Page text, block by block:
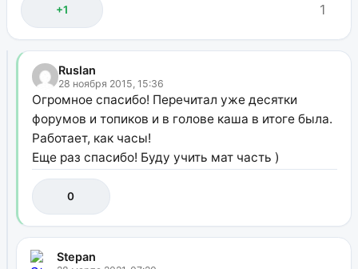
+1 1
Ruslan
28 ноября 2015, 15:36
Огромное спасибо! Перечитал уже десятки
форумов и топиков и в голове каша в итоге была.
Работает, как часы!
Еще раз спасибо! Буду учить мат часть )
0
Stepan